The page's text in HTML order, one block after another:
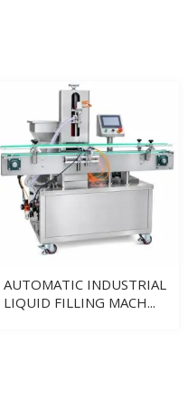
AUTOMATIC INDUSTRIAL
LIQUID FILLING MACH...